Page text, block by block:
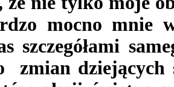
mocno mnie
szczegółami
zmian dziejących